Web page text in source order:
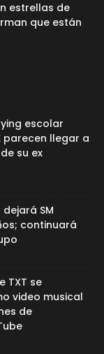
estrellas de
que están
escolar
parecen llegar a
su ex
dejará SM
continuará
TXT se
video musical
de